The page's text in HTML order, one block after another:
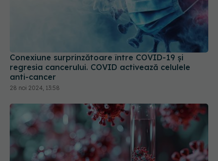
Conexiune surprinzătoare între COVID-19 și
regresia cancerului. COVID activează celulele
anti-cancer
28 noi 2024, 13:58